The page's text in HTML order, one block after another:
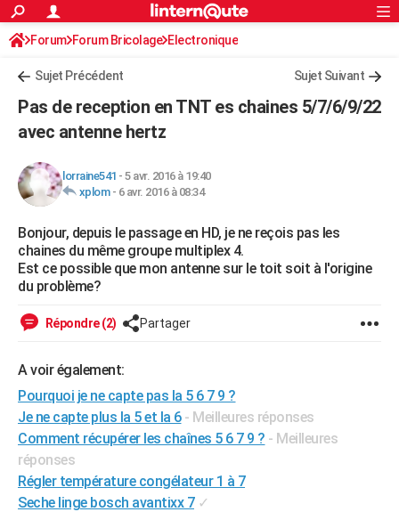
ACTUALITÉS
Politique
Société
Faits Divers
Education
Monde
Villes
+
Programme TV
Sorties cinéma
FINANCE
Retraite
Impôts
Epargne
Immobilier
Risques naturels par ville
Banque
Assurance
Crédit
AUTO
Essais
Réserver un essai
Citadines
Berlines
SUV
Forum auto
+HIGH-TECH
Mobiles
Meilleur smartphone
Internet
Ordinateurs
Jeux vidéo
Guide high-tech
BRICOLAGE
Forum
Aménagement intérieur
Extérieur
Cuisine
Salle de bains
Jardinage
Rangement
WEEK-END
LIFESTYLE
Alimentation
Guide de la santé
Médicaments
Destinations
City break
Voyage nature
Voyage de noces
Forum
Climat
+PHOTO
GUIDES D'ACHAT
BONS PLANS
S'inscrire
Connexion
Forum Forum Bricolage Electronique
Sujet Précédent Sujet Suivant
Pas de reception en TNT es chaines 5/7/6/9/22
avec antenne hertz
lorraine541 - 5 avr. 2016 à 19:40
xplom- 6 avr. 2016 à 08:34
Bonjour, depuis le passage en HD, je ne reçois pas les
chaines du même groupe multiplex 4.
Est ce possible que mon antenne sur le toit soit à l'origine
du problème?
Répondre (2) Partager
A voir également:
Pourquoi je ne capte pas la 5 6 7 9 ?
Je ne capte plus la 5 et la 6 - Meilleures réponses
Comment récupérer les chaînes 5 6 7 9 ? - Meilleures
réponses
Régler température congélateur 1 à 7
Seche linge bosch avantixx 7 ✓